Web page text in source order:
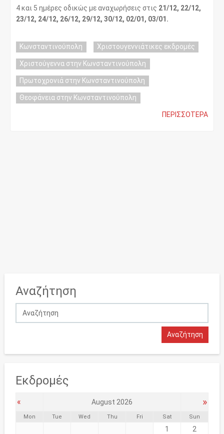
4 και 5 ημέρες οδικώς με αναχωρήσεις στις 21/12, 22/12,
23/12, 24/12, 26/12, 29/12, 30/12, 02/01, 03/01.
Κωνσταντινούπολη Χριστουγεννιάτικες εκδρομές
Χριστούγεννα στην Κωνσταντινούπολη
Πρωτοχρονιά στην Κωνσταντινούπολη
Θεοφάνεια στην Κωνσταντινούπολη
ΠΕΡΙΣΣΌΤΕΡΑ
Αναζήτηση
Εκδρομές
« August 2026 »
Mon Tue Wed Thu Fri Sat Sun
1 2